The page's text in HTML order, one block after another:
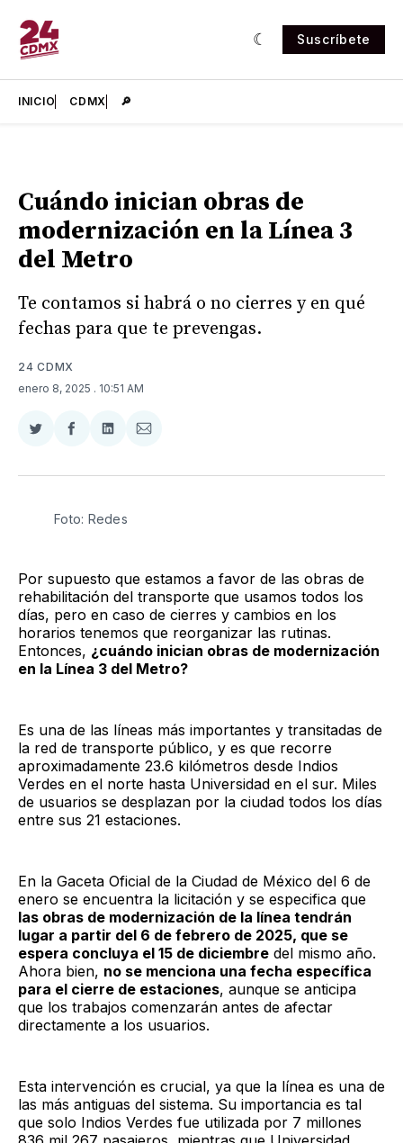
Suscríbete
INICIO CDMX 🔎
Cuándo inician obras de
modernización en la Línea 3
del Metro
Te contamos si habrá o no cierres y en qué
fechas para que te prevengas.
24 CDMX
enero 8, 2025 . 10:51 AM
Compartir
Twitter
Compartir
Facebook
Compartir
LinkedIn
Compartir
Email
Foto: Redes
Por supuesto que estamos a favor de las obras de
rehabilitación del transporte que usamos todos los
días, pero en caso de cierres y cambios en los
horarios tenemos que reorganizar las rutinas.
Entonces, ¿cuándo inician obras de modernización
en la Línea 3 del Metro?
Es una de las líneas más importantes y transitadas de
la red de transporte público, y es que recorre
aproximadamente 23.6 kilómetros desde Indios
Verdes en el norte hasta Universidad en el sur. Miles
de usuarios se desplazan por la ciudad todos los días
entre sus 21 estaciones.
En la Gaceta Oficial de la Ciudad de México del 6 de
enero se encuentra la licitación y se especifica que
las obras de modernización de la línea tendrán
lugar a partir del 6 de febrero de 2025, que se
espera concluya el 15 de diciembre del mismo año.
Ahora bien, no se menciona una fecha específica
para el cierre de estaciones, aunque se anticipa
que los trabajos comenzarán antes de afectar
directamente a los usuarios.
Esta intervención es crucial, ya que la línea es una de
las más antiguas del sistema. Su importancia es tal
que solo Indios Verdes fue utilizada por 7 millones